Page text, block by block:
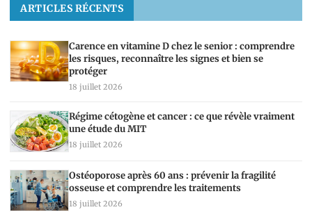
ARTICLES RÉCENTS
Carence en vitamine D chez le senior : comprendre
les risques, reconnaître les signes et bien se
protéger
18 juillet 2026
Régime cétogène et cancer : ce que révèle vraiment
une étude du MIT
18 juillet 2026
Ostéoporose après 60 ans : prévenir la fragilité
osseuse et comprendre les traitements
18 juillet 2026